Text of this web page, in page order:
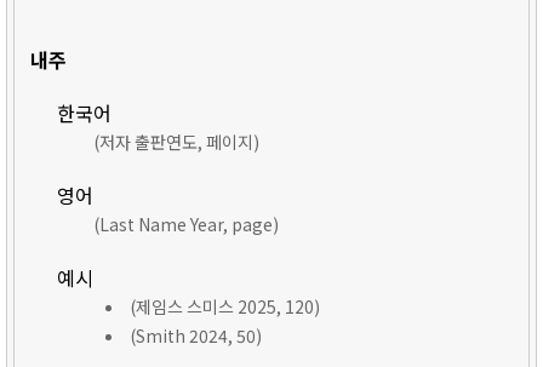
내주
한국어
(저자 출판연도, 페이지)
영어
(Last Name Year, page)
예시
(제임스 스미스 2025, 120)
(Smith 2024, 50)